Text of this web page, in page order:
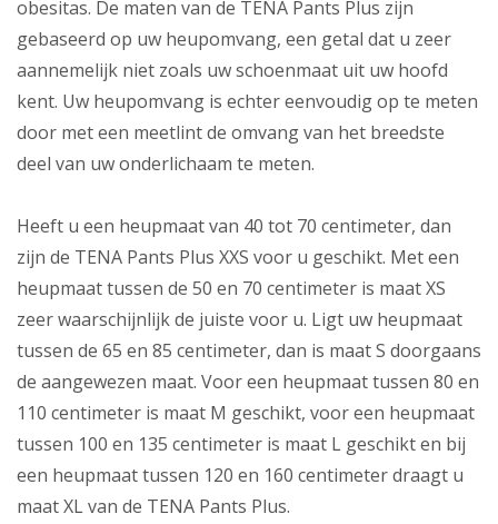
obesitas. De maten van de TENA Pants Plus zijn
gebaseerd op uw heupomvang, een getal dat u zeer
aannemelijk niet zoals uw schoenmaat uit uw hoofd
kent. Uw heupomvang is echter eenvoudig op te meten
door met een meetlint de omvang van het breedste
deel van uw onderlichaam te meten.
Heeft u een heupmaat van 40 tot 70 centimeter, dan
zijn de TENA Pants Plus XXS voor u geschikt. Met een
heupmaat tussen de 50 en 70 centimeter is maat XS
zeer waarschijnlijk de juiste voor u. Ligt uw heupmaat
tussen de 65 en 85 centimeter, dan is maat S doorgaans
de aangewezen maat. Voor een heupmaat tussen 80 en
110 centimeter is maat M geschikt, voor een heupmaat
tussen 100 en 135 centimeter is maat L geschikt en bij
een heupmaat tussen 120 en 160 centimeter draagt u
maat XL van de TENA Pants Plus.